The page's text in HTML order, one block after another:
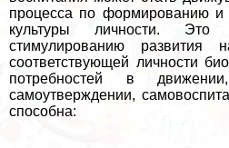
процесса по формированию и
культуры личности. Это
стимулированию развития
соответствующей личности
потребностей в
самоутверждении,
способна: